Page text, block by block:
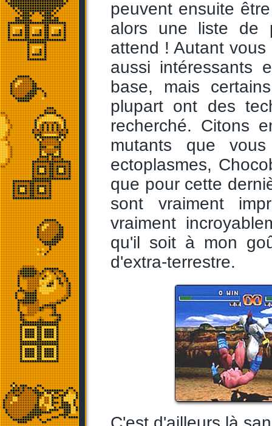
peuvent ensuite
alors une liste de
attend ! Autant
aussi intéressants
base, mais
plupart ont des
recherché. Citons
mutants que
ectoplasmes,
que pour cette
sont vraiment
vraiment
qu'il soit à mon
d'extra-terrestre.